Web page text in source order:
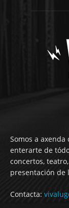
Somos a
enterarte de
concertos,
presentación de
Contacta: